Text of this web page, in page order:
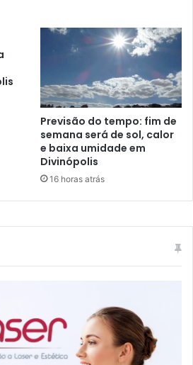
Previsão do tempo: fim de
semana será de sol, calor
e baixa umidade em
Divinópolis
16 horas atrás